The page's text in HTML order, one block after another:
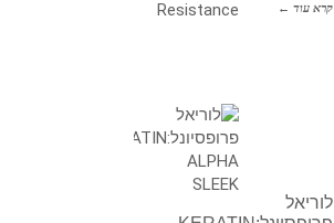
קרא עוד ←
לוריאל